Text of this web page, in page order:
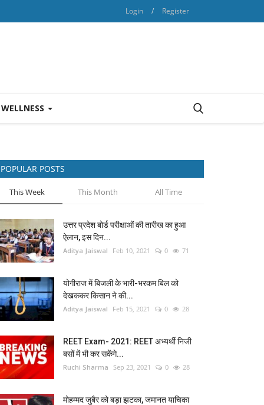
Login / Register
POPULAR POSTS
This Week This Month All Time
उत्तर प्रदेश बोर्ड परीक्षाओं की तारीख का हुआ
ऐलान, इस दिन...
Aditya Jaiswal Feb 10, 2021 0 71
योगीराज में बिजली के भारी-भरकम बिल को
देखककर किसान ने की...
Aditya Jaiswal Feb 15, 2021 0 28
REET Exam- 2021: REET अभ्यर्थी निजी
बसों में भी कर सकेंगे...
Ruchi Sharma Sep 23, 2021 0 28
मोहम्मद जुबैर को बड़ा झटका, जमानत याचिका